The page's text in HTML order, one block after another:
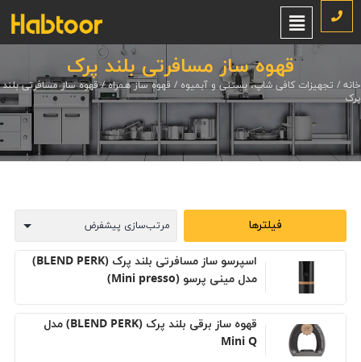
قهوه ساز مسافرتی بلند پرک
خانه / تجهیزات کافی شاپ، بستنی و آبمیوه /قهوه ساز همراه/ قهوه ساز مسافرتی بلند
پرک
فیلترها
اسپرسو ساز مسافرتی بلند پرک (BLEND PERK)
مدل مینی پرسو (Mini presso)
قهوه ساز برقی بلند پرک (BLEND PERK) مدل
Mini Q